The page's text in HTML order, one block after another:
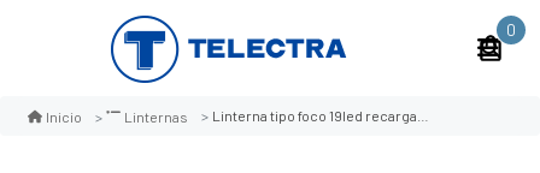
0
Inicio Linternas Linterna tipo foco 19led recargable